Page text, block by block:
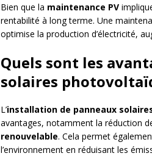
Bien que la maintenance PV
rentabilité à long terme. Une
optimise la production d’électricité,
Quels sont les
solaires
L’installation de panneaux
avantages, notamment la réduction
renouvelable. Cela permet
l’environnement en réduisant les